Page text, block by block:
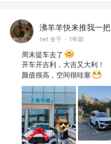
沸羊羊快来推我一把
net 全干 · 1年前
周末提车去了
开车开吉利，大吉又大利！
颜值很高，空间很哇塞